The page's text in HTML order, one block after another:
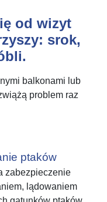
od wizyt
srok,
balkonami lub
problem raz
ptaków
zabezpieczenie
lądowaniem